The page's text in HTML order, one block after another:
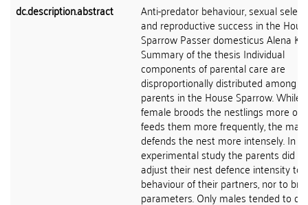
dc.description.abstract
Anti-predator behaviour, sexual
and reproductive success in the
Sparrow Passer domesticus Alena
Summary of the thesis Individual
components of parental care are
disproportionally distributed among
parents in the House Sparrow. While
female broods the nestlings more
feeds them more frequently, the male
defends the nest more intensely. In
experimental study the parents did
adjust their nest defence intensity to
behaviour of their partners, nor to
parameters. Only males tended to